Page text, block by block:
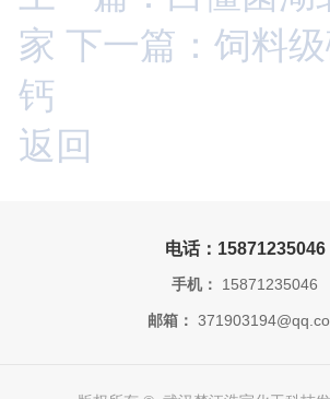
家 下一篇：饲料
钙
返回
电话：15871235046
手机： 15871235046
邮箱：